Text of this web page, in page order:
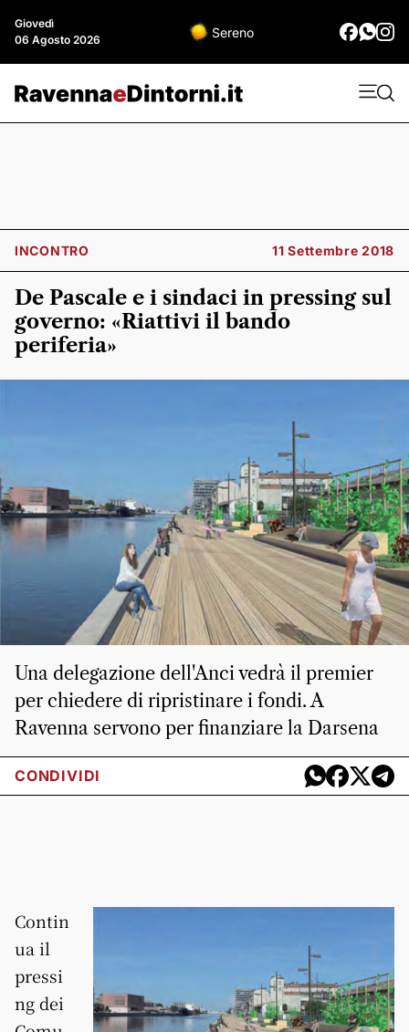
Giovedì
06 Agosto 2026
Sereno
INCONTRO 11 Settembre 2018
De Pascale e i sindaci in pressing sul
governo: «Riattivi il bando
periferia»
Una delegazione dell'Anci vedrà il premier
per chiedere di ripristinare i fondi. A
Ravenna servono per finanziare la Darsena
CONDIVIDI
Contin
ua il
pressi
ng dei